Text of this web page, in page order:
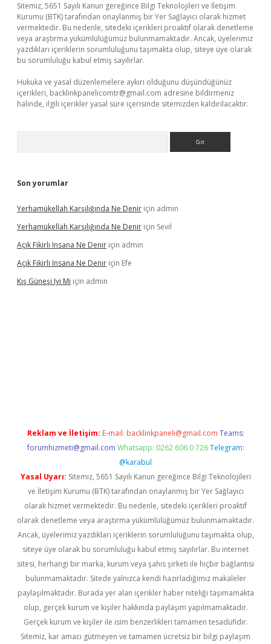
Sitemiz, 5651 Sayılı Kanun gereğince Bilgi Teknolojileri ve İletişim
Kurumu (BTK) tarafından onaylanmış bir Yer Sağlayıcı olarak hizmet
vermektedir. Bu nedenle, sitedeki içerikleri proaktif olarak denetleme
veya araştırma yükümlülüğümüz bulunmamaktadır. Ancak, üyelerimiz
yazdıkları içeriklerin sorumluluğunu taşımakta olup, siteye üye olarak
bu sorumluluğu kabul etmiş sayılırlar.
Hukuka ve yasal düzenlemelere aykırı olduğunu düşündüğünüz
içerikleri, backlinkpanelicomtr@gmail.com adresine bildirmeniz
halinde, ilgili içerikler yasal süre içerisinde sitemizden kaldırılacaktır.
Son yorumlar
Yerhamükellah Karşılığında Ne Denir için admin
Yerhamükellah Karşılığında Ne Denir için Sevil
Açık Fikirli Insana Ne Denir için admin
Açık Fikirli Insana Ne Denir için Efe
Kış Güneşi Iyi Mi için admin
Reklam ve İletişim: E-mail: backlinkpaneli@gmail.com Teams:
forumhizmeti@gmail.com Whatsapp: 0262 606 0 726 Telegram:
@karabul
Yasal Uyarı: Sitemiz, 5651 Sayılı Kanun gereğince Bilgi Teknolojileri
ve İletişim Kurumu (BTK) tarafından onaylanmış bir Yer Sağlayıcı
olarak hizmet vermektedir. Bu nedenle, sitedeki içerikleri proaktif
olarak denetleme veya araştırma yükümlülüğümüz bulunmamaktadır.
Ancak, üyelerimiz yazdıkları içeriklerin sorumluluğunu taşımakta olup,
siteye üye olarak bu sorumluluğu kabul etmiş sayılırlar. Bu internet
sitesi, herhangi bir marka, kurum veya şahıs şirketi ile hiçbir bağlantısı
bulunmamaktadır. Sitede yalnızca kendi hazırladığımız makaleler
paylaşılmaktadır. Burada yer alan içerikler haber niteliği taşımamakta
olup, gerçek kurum ve kişiler hakkında paylaşım yapılmamaktadır.
Gerçek kurum ve kişiler ile isim benzerlikleri tamamen tesadüfidir.
Sitemiz, kar amacı gütmeyen ve tamamen ücretsiz bir bilgi paylaşım